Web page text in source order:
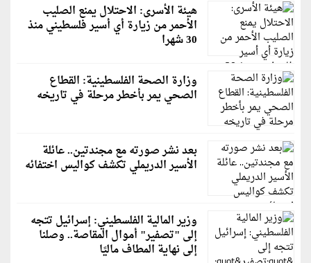
هيئة الأسرى: الاحتلال يمنع الصليب
الأحمر من زيارة أي أسير فلسطيني منذ
30 شهرا
وزارة الصحة الفلسطينية: القطاع
الصحي يمر بأخطر مرحلة في تاريخه
بعد نشر صورته مع مجندتين.. عائلة
الأسير الدريملي تكشف كواليس اختفائه
وزير المالية الفلسطيني: إسرائيل تتجه
إلى "تصفير" أموال المقاصة.. وصلنا
إلى نهاية المطاف ماليًا